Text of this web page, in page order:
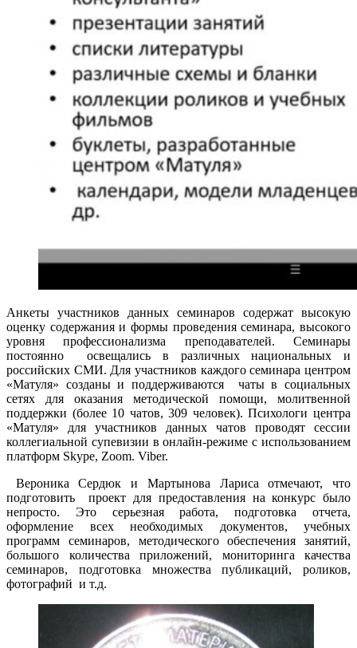
Анкеты участников данных семинаров содержат высокую
оценку содержания и формы проведения семинара, высокого
уровня профессионализма преподавателей. Семинары
постоянно освещались в различных национальных и
российских СМИ. Для участников каждого семинара центром
«Матуля» созданы и поддерживаются чаты в социальных
сетях для оказания методической помощи, молитвенной
поддержки (более 10 чатов, 309 человек). Психологи центра
«Матуля» для участников данных чатов проводят сессии
коллегиальной супевизии в онлайн-режиме с использованием
платформ Skype, Zoom. Viber.
Вероника Сердюк и Мартынова Лариса отмечают, что
подготовить проект для предоставления на конкурс было
непросто. Это серьезная работа, подготовка отчета,
оформление всех необходимых документов, учебных
программ семинаров, методического обеспечения занятий,
большого количества приложений, мониторинга качества
семинаров, подготовка множества публикаций, роликов,
фотографий и т.д.